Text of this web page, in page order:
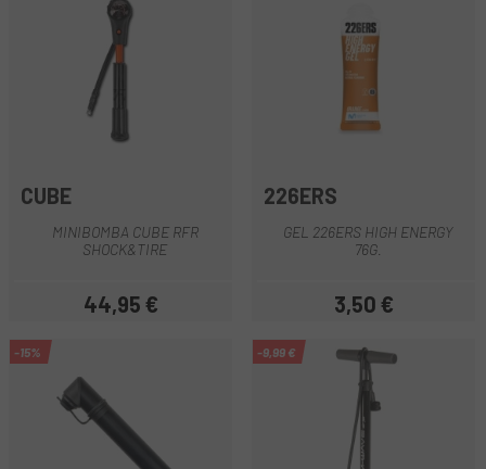
CUBE
MINIBOMBA CUBE RFR
SHOCK&TIRE
Precio
44,95 €
226ERS
GEL 226ERS HIGH ENERGY
76G.
Precio
3,50 €
-15% -9,99 €